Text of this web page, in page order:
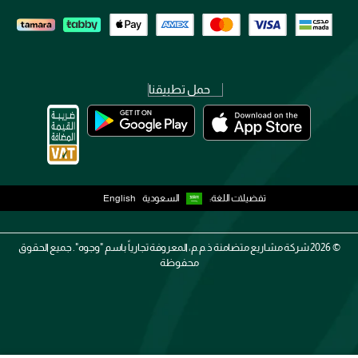
حمل تطبيقنا
تفضيلات اللغة: السعودية English
2026 ©شركة مشاريع متضامنة ذ.م.م، المعروفة تجارياً باسم "وجوه". جميع الحقوق
محفوظة